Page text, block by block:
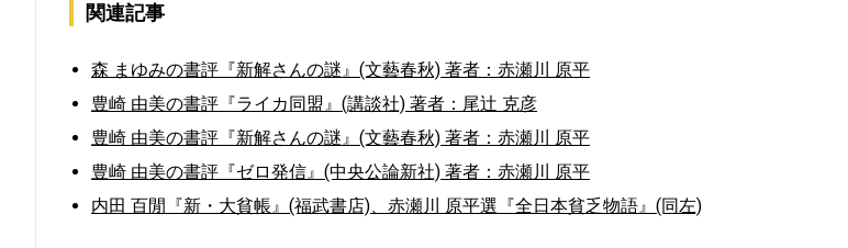
関連記事
森 まゆみの書評『新解さんの謎』(文藝春秋) 著者：赤瀬川 原平
豊崎 由美の書評『ライカ同盟』(講談社) 著者：尾辻 克彦
豊崎 由美の書評『新解さんの謎』(文藝春秋) 著者：赤瀬川 原平
豊崎 由美の書評『ゼロ発信』(中央公論新社) 著者：赤瀬川 原平
内田 百閒『新・大貧帳』(福武書店)、赤瀬川 原平選『全日本貧乏物語』(同左)